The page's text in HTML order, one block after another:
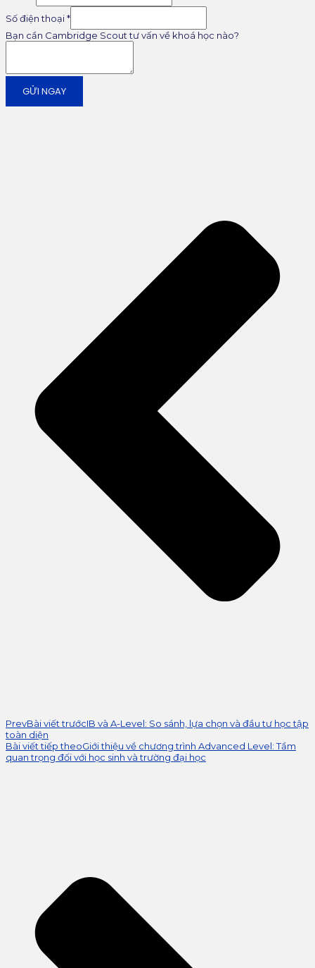
Số điện thoại*
Bạn cần Cambridge Scout tư vấn về khoá học nào?
GỬI NGAY
PrevBài viết trướcIB và A-Level: So sánh, lựa chọn và đầu tư học tập
toàn diện
Bài viết tiếp theoGiới thiệu về chương trình Advanced Level: Tầm
quan trọng đối với học sinh và trường đại học